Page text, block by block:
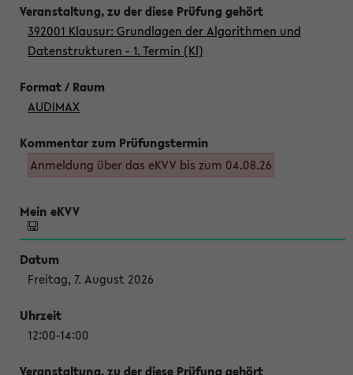
392001 Klausur: Grundlagen der Algorithmen und
Datenstrukturen - 1. Termin (Kl)
AUDIMAX
Anmeldung über das eKVV bis zum 04.08.26
Freitag, 7. August 2026
12:00-14:00